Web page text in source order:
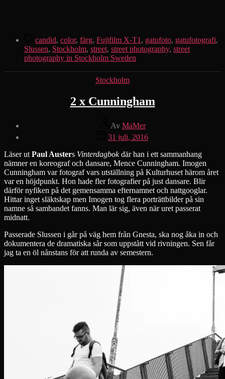
Etiketter
candid, color, färg, Fujifilm X-T1 , gatufoto, gatufotografi,
Slussen, Stockholm, street, street photography, street
photography in Stockholm Sweden
Kategorier
Stockholm
2 x Cunningham
Inläggsförfattare
Av MaMer
Inläggsdatum
31 juli, 2016
Läser ut Paul Austers Vinterdagbokdär han i ett sammanhang
nämner en koreograf och dansare, Mence Cunningham. Imogen
Cunningham var fotograf vars utställning på Kulturhuset härom året
var en höjdpunkt. Hon hade fler fotografier på just dansare. Blir
därför nyfiken på det gemensamma efternamnet och nattgooglar.
Hittar inget släktskap men Imogen tog flera porträttbilder på sin
namne så sambandet fanns. Man lär sig, även när uret passerat
midnatt.
Passerade Slussen i går på väg hem från Gnesta, ska nog åka in och
dokumentera de dramatiska sår som uppstått vid rivningen. Sen får
jag ta en öl nånstans för att runda av semestern.